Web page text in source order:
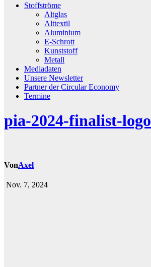
Stoffströme
Altglas
Alttextil
Aluminium
E-Schrott
Kunststoff
Metall
Mediadaten
Unsere Newsletter
Partner der Circular Economy
Termine
pia-2024-finalist-logo
VonAxel
Nov. 7, 2024